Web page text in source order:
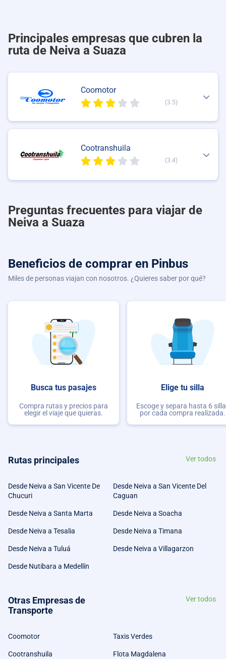
Principales empresas que cubren la
ruta de Neiva a Suaza
Coomotor
(3.5)
Cootranshuila
(3.4)
Preguntas frecuentes para viajar de
Neiva a Suaza
Beneficios de comprar en Pinbus
Miles de personas viajan con nosotros. ¿Quieres saber por qué?
Busca tus pasajes
Compra rutas y precios para
elegir el viaje que quieras.
Elige tu silla
Escoge y separa hasta 6
por cada compra realizada.
Rutas principales Ver todos
Desde Neiva a San Vicente De
Chucuri
Desde Neiva a San Vicente Del
Caguan
Desde Neiva a Santa Marta Desde Neiva a Soacha
Desde Neiva a Tesalia Desde Neiva a Timana
Desde Neiva a Tuluá Desde Neiva a Villagarzon
Desde Nutibara a Medellín
Otras Empresas de
Transporte
Ver todos
Coomotor Taxis Verdes
Cootranshuila Flota Magdalena